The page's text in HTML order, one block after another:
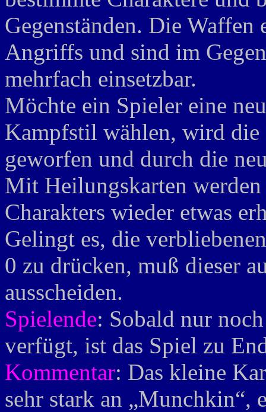
Gegenständen. Die Waffen
Angriffs und sind im
mehrfach einsetzbar.
Möchte ein Spieler eine
Kampfstil wählen, wird die
geworfen und durch die
Mit Heilungskarten
Charakters wieder etwas
Gelingt es, die
0 zu drücken, muß dieser
ausscheiden.
Spielende: Sobald nur
verfügt, ist das Spiel zu
Kommentar: Das kleine
sehr stark an „Munchkin“,